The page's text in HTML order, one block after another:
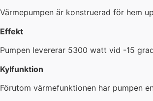
Värmepumpen är konstruerad för hem
Effekt
Pumpen levererar 5300 watt vid -15
Kylfunktion
Förutom värmefunktionen har pumpen